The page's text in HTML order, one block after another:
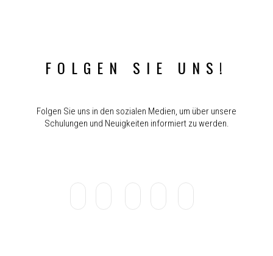
FOLGEN SIE UNS!
Folgen Sie uns in den sozialen Medien, um über unsere
Schulungen und Neuigkeiten informiert zu werden.